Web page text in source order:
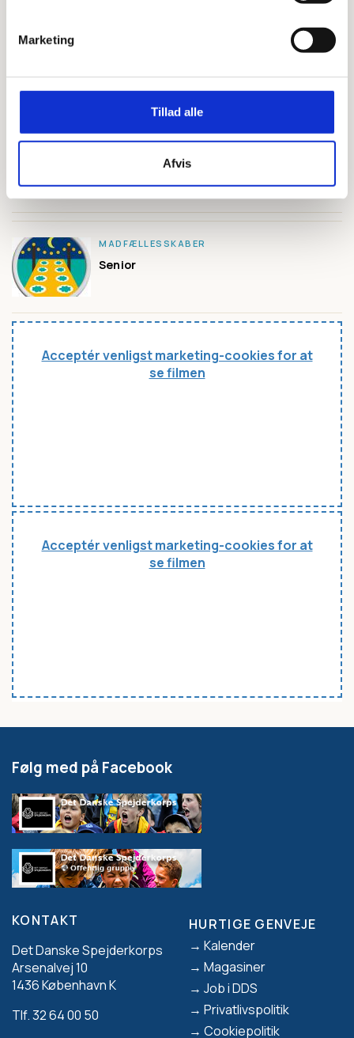
Marketing
Tillad alle
Afvis
MADFORVANDLING
MADFÆLLESSKABER
Senior
Acceptér venligst marketing-cookies for at
se filmen
Acceptér venligst marketing-cookies for at
se filmen
Følg med på Facebook
KONTAKT
Det Danske Spejderkorps
Arsenalvej 10
1436 København K
Tlf. 32 64 00 50
Footer
HURTIGE GENVEJE
Kalender
Magasiner
Job i DDS
Privatlivspolitik
Cookiepolitik